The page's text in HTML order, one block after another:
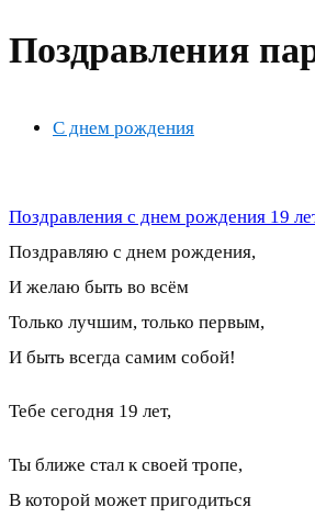
Поздравления
С днем рождения
Поздравления с днем рождения 19
Поздравляю с днем рождения,
И желаю быть во всём
Только лучшим, только первым,
И быть всегда самим собой!
Тебе сегодня 19 лет,
Ты ближе стал к своей тропе,
В которой может пригодиться